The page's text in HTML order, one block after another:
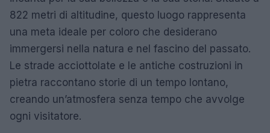
822 metri di altitudine, questo luogo rappresenta
una meta ideale per coloro che desiderano
immergersi nella natura e nel fascino del passato.
Le strade acciottolate e le antiche costruzioni in
pietra raccontano storie di un tempo lontano,
creando un’atmosfera senza tempo che avvolge
ogni visitatore.